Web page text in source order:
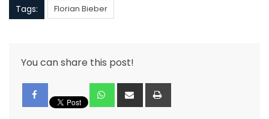
Tags: Florian Bieber
You can share this post!
Whatsapp
Share